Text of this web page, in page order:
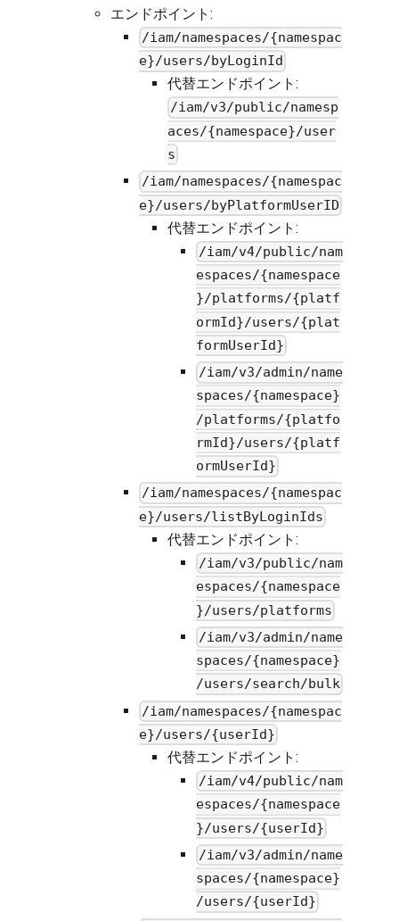
エンドポイント:
/iam/namespaces/{namespac
e}/users/byLoginId
代替エンドポイント:
/iam/v3/public/namesp
aces/{namespace}/user
s
/iam/namespaces/{namespac
e}/users/byPlatformUserID
代替エンドポイント:
/iam/v4/public/nam
espaces/{namespace
}/platforms/{platf
ormId}/users/{plat
formUserId}
/iam/v3/admin/name
spaces/{namespace}
/platforms/{platfo
rmId}/users/{platf
ormUserId}
/iam/namespaces/{namespac
e}/users/listByLoginIds
代替エンドポイント:
/iam/v3/public/nam
espaces/{namespace
}/users/platforms
/iam/v3/admin/name
spaces/{namespace}
/users/search/bulk
/iam/namespaces/{namespac
e}/users/{userId}
代替エンドポイント:
/iam/v4/public/nam
espaces/{namespace
}/users/{userId}
/iam/v3/admin/name
spaces/{namespace}
/users/{userId}